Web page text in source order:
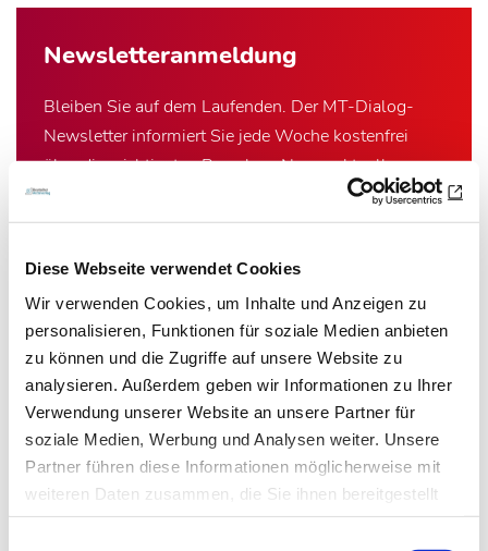
Diese Webseite verwendet Cookies
Wir verwenden Cookies, um Inhalte und Anzeigen zu
personalisieren, Funktionen für soziale Medien anbieten
zu können und die Zugriffe auf unsere Website zu
analysieren. Außerdem geben wir Informationen zu Ihrer
Verwendung unserer Website an unsere Partner für
soziale Medien, Werbung und Analysen weiter. Unsere
Partner führen diese Informationen möglicherweise mit
weiteren Daten zusammen, die Sie ihnen bereitgestellt
haben oder die sie im Rahmen Ihrer Nutzung der Dienste
Newsletter­anmeldung
Bleiben Sie auf dem Laufenden. Der MT-Dialog-
Newsletter informiert Sie jede Woche kostenfrei
über die wichtigsten Branchen-News, aktuelle
Themen und die neusten Stellenangebote.
Ich habe die Hinweise zum Datenschutzgelesen.*
Newsletter abonnieren
* Pflichtfeld